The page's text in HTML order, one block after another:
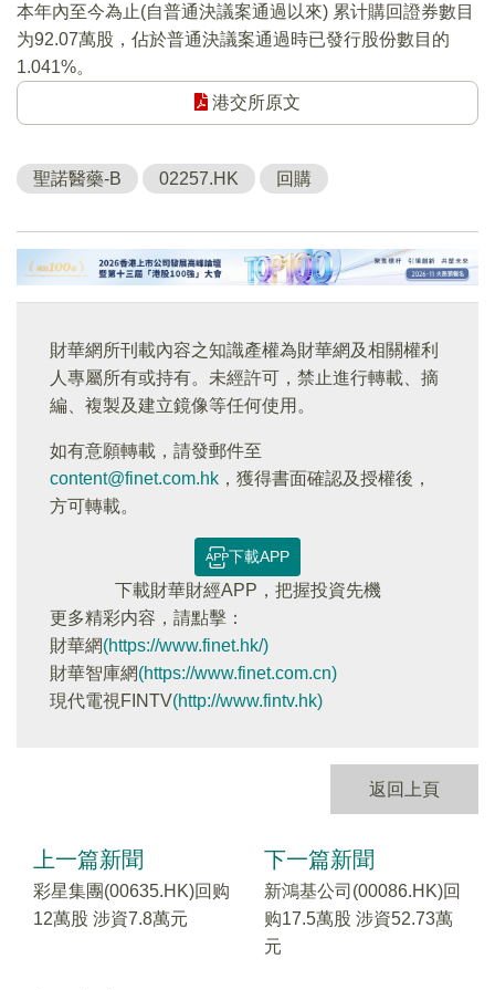
本年內至今為止(自普通決議案通過以來) 累计購回證券數目
为92.07萬股，佔於普通決議案通過時已發行股份數目的
1.041%。
港交所原文
聖諾醫藥-B 02257.HK 回購
財華網所刊載內容之知識產權為財華網及相關權利
人專屬所有或持有。未經許可，禁止進行轉載、摘
編、複製及建立鏡像等任何使用。
如有意願轉載，請發郵件至
content@finet.com.hk ，獲得書面確認及授權後，
方可轉載。
下載APP
下載財華財經APP，把握投資先機
更多精彩内容，請點擊：
財華網(https://www.finet.hk/)
財華智庫網(https://www.finet.com.cn)
現代電視FINTV(http://www.fintv.hk)
返回上頁
上一篇新聞
彩星集團(00635.HK)回购
12萬股 涉資7.8萬元
下一篇新聞
新鴻基公司(00086.HK)回
购17.5萬股 涉資52.73萬
元